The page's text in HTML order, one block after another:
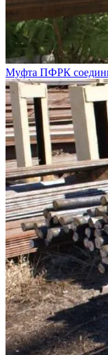
Муфта ПФРК